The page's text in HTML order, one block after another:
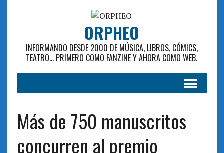
ORPHEO
INFORMANDO DESDE 2000 DE MÚSICA, LIBROS, CÓMICS,
TEATRO... PRIMERO COMO FANZINE Y AHORA COMO WEB.
Más de 750 manuscritos
concurren al premio